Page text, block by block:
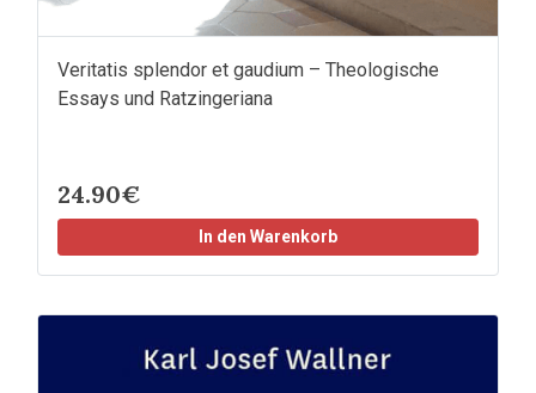
Veritatis splendor et gaudium – Theologische
Essays und Ratzingeriana
24.90€
In den Warenkorb